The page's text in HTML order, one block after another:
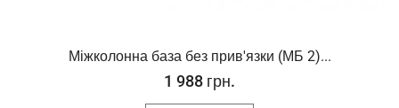
Міжколонна база без прив'язки (МБ 2)...
1 988 грн.